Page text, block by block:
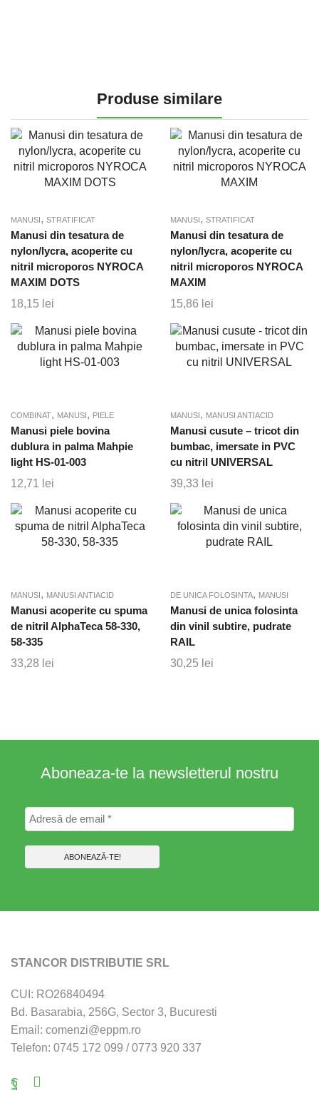
Produse similare
MANUSI, STRATIFICAT
Manusi din tesatura de
nylon/lycra, acoperite cu
nitril microporos NYROCA
MAXIM DOTS
18,15 lei
MANUSI, STRATIFICAT
Manusi din tesatura de
nylon/lycra, acoperite cu
nitril microporos NYROCA
MAXIM
15,86 lei
COMBINAT, MANUSI, PIELE
Manusi piele bovina
dublura in palma Mahpie
light HS-01-003
12,71 lei
MANUSI, MANUSI ANTIACID
Manusi cusute – tricot din
bumbac, imersate in PVC
cu nitril UNIVERSAL
39,33 lei
MANUSI, MANUSI ANTIACID
Manusi acoperite cu spuma
de nitril AlphaTeca 58-330,
58-335
33,28 lei
DE UNICA FOLOSINTA, MANUSI
Manusi de unica folosinta
din vinil subtire, pudrate
RAIL
30,25 lei
Aboneaza-te la newsletterul nostru
STANCOR DISTRIBUTIE SRL
CUI: RO26840494
Bd. Basarabia, 256G, Sector 3, Bucuresti
Email: comenzi@eppm.ro
Telefon: 0745 172 099 / 0773 920 337
Facebook